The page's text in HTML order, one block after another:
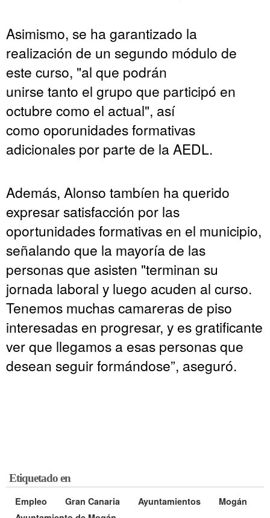
Asimismo, se ha garantizado la
realización de un segundo módulo de
este curso, "al que podrán
unirse tanto el grupo que participó en
octubre como el actual", así
como oporunidades formativas
adicionales por parte de la AEDL.
Además, Alonso tambíen ha querido
expresar satisfacción por las
oportunidades formativas en el municipio,
señalando que la mayoría de las
personas que asisten "terminan su
jornada laboral y luego acuden al curso.
Tenemos muchas camareras de piso
interesadas en progresar, y es gratificante
ver que llegamos a esas personas que
desean seguir formándose”, aseguró.
Etiquetado en
Empleo Gran Canaria Ayuntamientos
Mogán